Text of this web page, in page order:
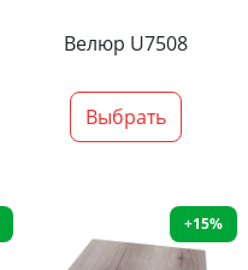
Велюр U7508
Выбрать
+15%